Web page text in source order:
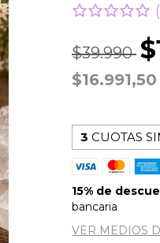
$39.990
$16.991,50
3 CUOTAS
15% de
bancaria
VER MEDIOS